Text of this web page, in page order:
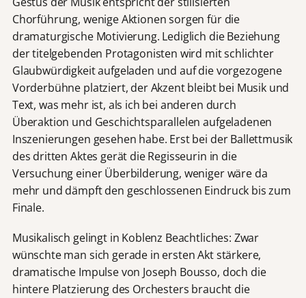
Chorführung, wenige Aktionen sorgen für die
dramaturgische Motivierung. Lediglich die Beziehung
der titelgebenden Protagonisten wird mit schlichter
Glaubwürdigkeit aufgeladen und auf die vorgezogene
Vorderbühne platziert, der Akzent bleibt bei Musik und
Text, was mehr ist, als ich bei anderen durch
Überaktion und Geschichtsparallelen aufgeladenen
Inszenierungen gesehen habe. Erst bei der Ballettmusik
des dritten Aktes gerät die Regisseurin in die
Versuchung einer Überbilderung, weniger wäre da
mehr und dämpft den geschlossenen Eindruck bis zum
Finale.
Musikalisch gelingt in Koblenz Beachtliches: Zwar
wünschte man sich gerade in ersten Akt stärkere,
dramatische Impulse von Joseph Bousso, doch die
hintere Platzierung des Orchesters braucht die